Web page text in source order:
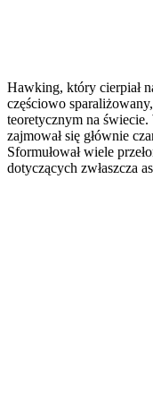
Hawking, który cierpiał
częściowo
teoretycznym na
zajmował się głównie
Sformułował wiele
dotyczących zwłaszcza